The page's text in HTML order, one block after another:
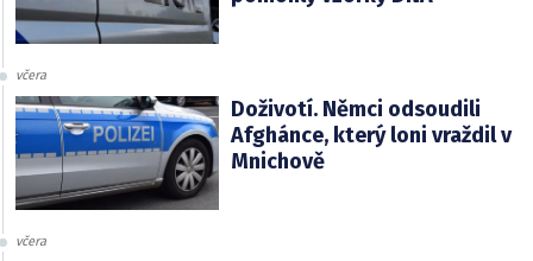
včera
Doživotí. Němci odsoudili
Afghánce, který loni vraždil v
Mnichově
včera